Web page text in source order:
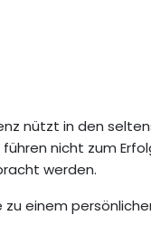
nützt in den
nicht zum
werden.
zu einem